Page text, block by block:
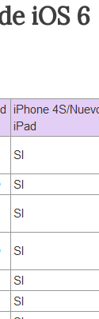
iOS 6